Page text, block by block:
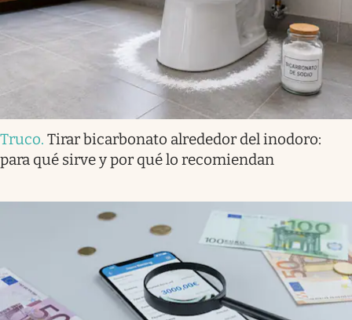
Truco. Tirar bicarbonato alrededor del inodoro:
para qué sirve y por qué lo recomiendan